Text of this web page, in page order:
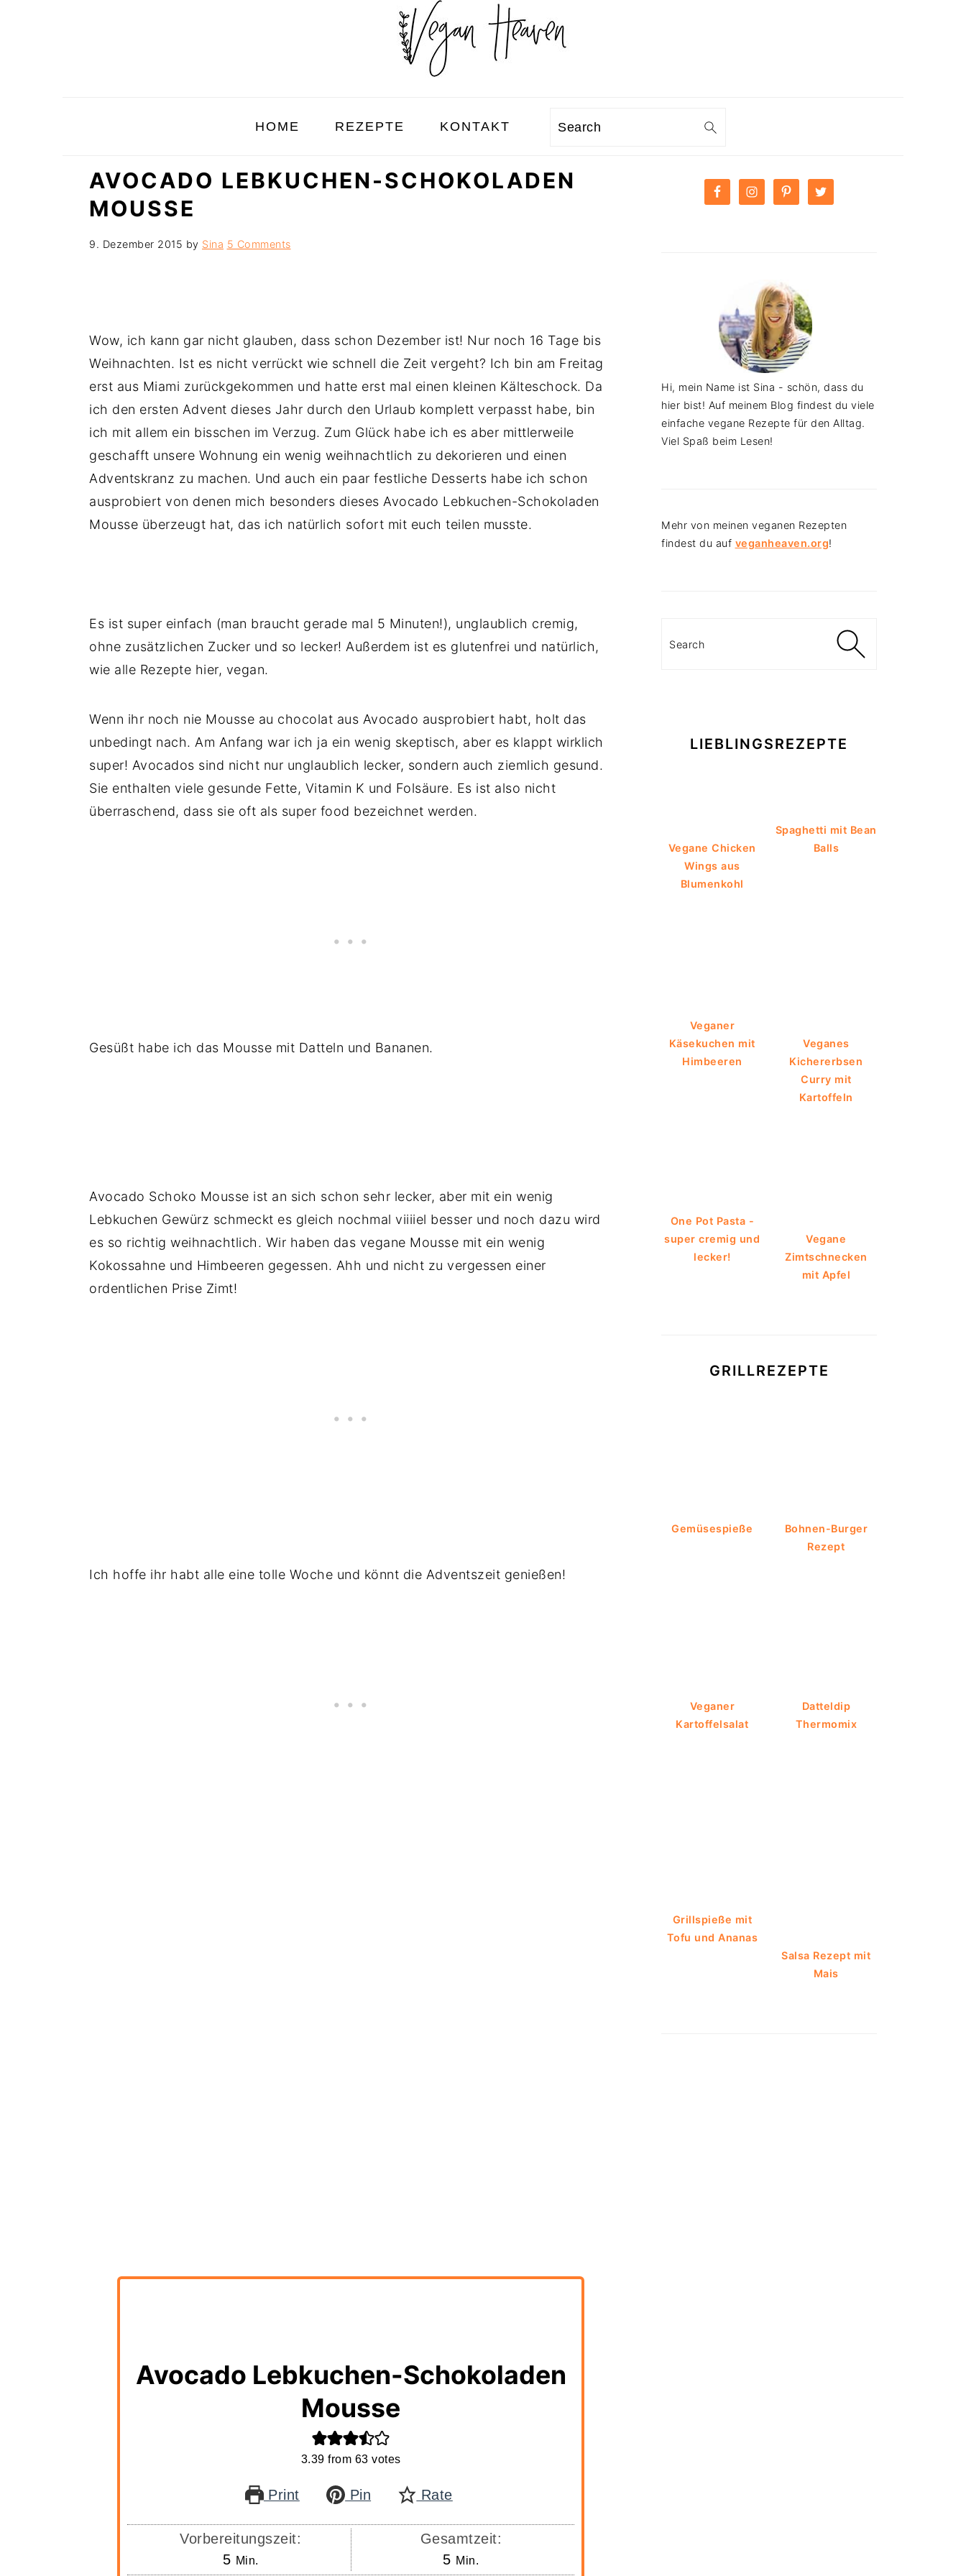
HOME REZEPTE KONTAKT Search
AVOCADO LEBKUCHEN-SCHOKOLADEN
MOUSSE
9. Dezember 2015 by Sina 5 Comments
Wow, ich kann gar nicht glauben, dass schon Dezember ist! Nur noch 16 Tage bis
Weihnachten. Ist es nicht verrückt wie schnell die Zeit vergeht? Ich bin am Freitag
erst aus Miami zurückgekommen und hatte erst mal einen kleinen Kälteschock. Da
ich den ersten Advent dieses Jahr durch den Urlaub komplett verpasst habe, bin
ich mit allem ein bisschen im Verzug. Zum Glück habe ich es aber mittlerweile
geschafft unsere Wohnung ein wenig weihnachtlich zu dekorieren und einen
Adventskranz zu machen. Und auch ein paar festliche Desserts habe ich schon
ausprobiert von denen mich besonders dieses Avocado Lebkuchen-Schokoladen
Mousse überzeugt hat, das ich natürlich sofort mit euch teilen musste.
Es ist super einfach (man braucht gerade mal 5 Minuten!), unglaublich cremig,
ohne zusätzlichen Zucker und so lecker! Außerdem ist es glutenfrei und natürlich,
wie alle Rezepte hier, vegan.
Wenn ihr noch nie Mousse au chocolat aus Avocado ausprobiert habt, holt das
unbedingt nach. Am Anfang war ich ja ein wenig skeptisch, aber es klappt wirklich
super! Avocados sind nicht nur unglaublich lecker, sondern auch ziemlich gesund.
Sie enthalten viele gesunde Fette, Vitamin K und Folsäure. Es ist also nicht
überraschend, dass sie oft als super food bezeichnet werden.
Gesüßt habe ich das Mousse mit Datteln und Bananen.
Avocado Schoko Mousse ist an sich schon sehr lecker, aber mit ein wenig
Lebkuchen Gewürz schmeckt es gleich nochmal viiiiel besser und noch dazu wird
es so richtig weihnachtlich. Wir haben das vegane Mousse mit ein wenig
Kokossahne und Himbeeren gegessen. Ahh und nicht zu vergessen einer
ordentlichen Prise Zimt!
Ich hoffe ihr habt alle eine tolle Woche und könnt die Adventszeit genießen!
Avocado Lebkuchen-Schokoladen
Mousse
3.39 from 63 votes
Print Pin Rate
Vorbereitungszeit:
5Minuten
Min.
Gesamtzeit:
5Minuten
Min.
PRIMARY
SIDEBAR
Hi, mein Name ist Sina - schön, dass du
hier bist! Auf meinem Blog findest du viele
einfache vegane Rezepte für den Alltag.
Viel Spaß beim Lesen!
Mehr von meinen veganen Rezepten
findest du auf veganheaven.org!
LIEBLINGSREZEPTE
Vegane Chicken
Wings aus
Blumenkohl
Spaghetti mit Bean
Balls
Veganer
Käsekuchen mit
Himbeeren
Veganes
Kichererbsen
Curry mit
Kartoffeln
One Pot Pasta -
super cremig und
lecker!
Vegane
Zimtschnecken
mit Apfel
GRILLREZEPTE
Gemüsespieße
Bohnen-Burger
Rezept
Veganer
Kartoffelsalat
Datteldip
Thermomix
Grillspieße mit
Tofu und Ananas
Salsa Rezept mit
Mais